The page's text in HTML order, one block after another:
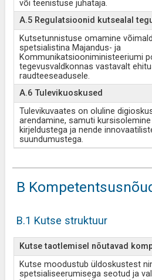
või teenistuse juhataja.
A.5 Regulatsioonid kutsealal
Kutsetunnistuse omamine
spetsialistina Majandus- ja
Kommunikatsiooniministeeriumi
tegevusvaldkonnas vastavalt
raudteeseadusele.
A.6 Tulevikuoskused
Tulevikuvaates on oluline
arendamine, samuti
kirjeldustega ja nende
suundumustega.
B
B.1 Kutse struktuur
Kutse taotlemisel nõutavad
Kutse moodustub üldoskustest
spetsialiseerumisega seotud ja